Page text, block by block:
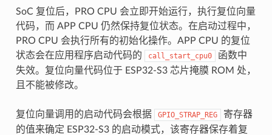
SoC 复位后，PRO CPU 会立即开始运行，执行复位向量
代码，而 APP CPU 仍然保持复位状态。在启动过程中，
PRO CPU 会执行所有的初始化操作。APP CPU 的复位
状态会在应用程序启动代码的
call_start_cpu0
函数中
失效。复位向量代码位于 ESP32-S3 芯片掩膜 ROM 处，
且不能被修改。
复位向量调用的启动代码会根据 GPIO_STRAP_REG
寄存器
的值来确定 ESP32-S3 的启动模式，该寄存器保存着复